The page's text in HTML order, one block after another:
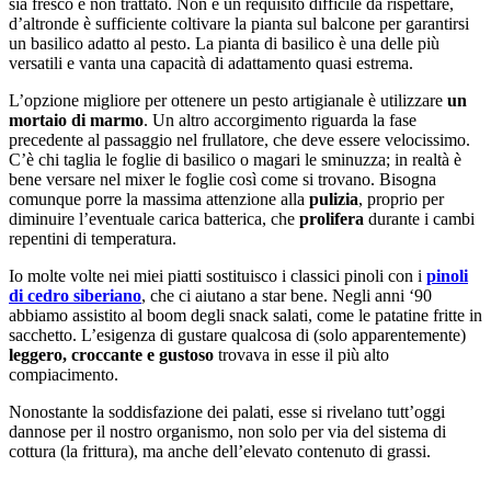
d’altronde è sufficiente coltivare la pianta sul balcone per garantirsi
un basilico adatto al pesto. La pianta di basilico è una delle più
versatili e vanta una capacità di adattamento quasi estrema.
L’opzione migliore per ottenere un pesto artigianale è utilizzare un
mortaio di marmo. Un altro accorgimento riguarda la fase
precedente al passaggio nel frullatore, che deve essere velocissimo.
C’è chi taglia le foglie di basilico o magari le sminuzza; in realtà è
bene versare nel mixer le foglie così come si trovano. Bisogna
comunque porre la massima attenzione alla pulizia, proprio per
diminuire l’eventuale carica batterica, che prolifera durante i cambi
repentini di temperatura.
Io molte volte nei miei piatti sostituisco i classici pinoli con i pinoli
di cedro siberiano, che ci aiutano a star bene. Negli anni ‘90
abbiamo assistito al boom degli snack salati, come le patatine fritte in
sacchetto. L’esigenza di gustare qualcosa di (solo apparentemente)
leggero, croccante e gustoso trovava in esse il più alto
compiacimento.
Nonostante la soddisfazione dei palati, esse si rivelano tutt’oggi
dannose per il nostro organismo, non solo per via del sistema di
cottura (la frittura), ma anche dell’elevato contenuto di grassi.